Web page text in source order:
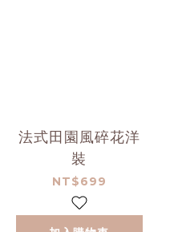
法式田園風碎花洋
裝
NT$699